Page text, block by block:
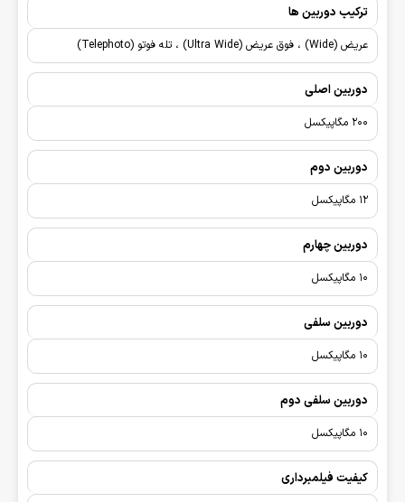
ترکیب دوربین ها
عریض (Wide) ، فوق عریض (Ultra Wide) ، تله فوتو (Telephoto)
دوربین اصلی
200 مگاپیکسل
دوربین دوم
12 مگاپیکسل
دوربین چهارم
10 مگاپیکسل
دوربین سلفی
10 مگاپیکسل
دوربین سلفی دوم
10 مگاپیکسل
کیفیت فیلمبرداری